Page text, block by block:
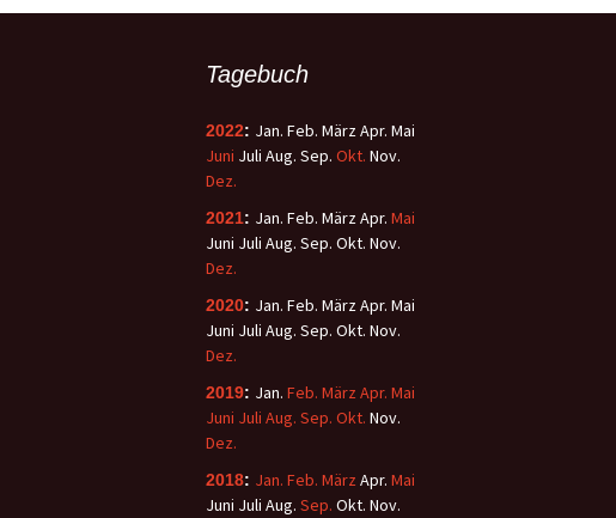
Tagebuch
2022: Jan. Feb. MärzApr. Mai
Juni Juli Aug. Sep. Okt. Nov.
Dez.
2021: Jan. Feb. MärzApr. Mai
Juni Juli Aug. Sep. Okt. Nov.
Dez.
2020: Jan. Feb. MärzApr. Mai
Juni Juli Aug. Sep. Okt. Nov.
Dez.
2019: Jan. Feb. März Apr. Mai
Juni Juli Aug. Sep. Okt. Nov.
Dez.
2018: Jan. Feb. März Apr. Mai
Juni Juli Aug. Sep. Okt. Nov.